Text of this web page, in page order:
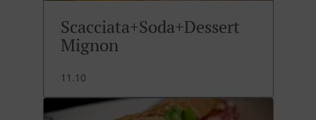
Scacciata+Soda+Dessert
Mignon
11.10